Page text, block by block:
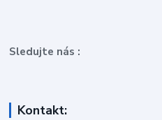
Sledujte nás :
Kontakt: